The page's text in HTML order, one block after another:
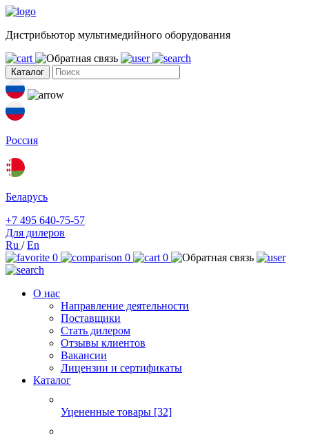
Дистрибьютор мультимедийного оборудования
Каталог
Россия
Беларусь
+7 495 640-75-57
Для дилеров
Ru /En
0
0 0
О нас
Направление деятельности
Поставщики
Стать дилером
Отзывы клиентов
Вакансии
Лицензии и сертификаты
Каталог
Уцененные товары [32]